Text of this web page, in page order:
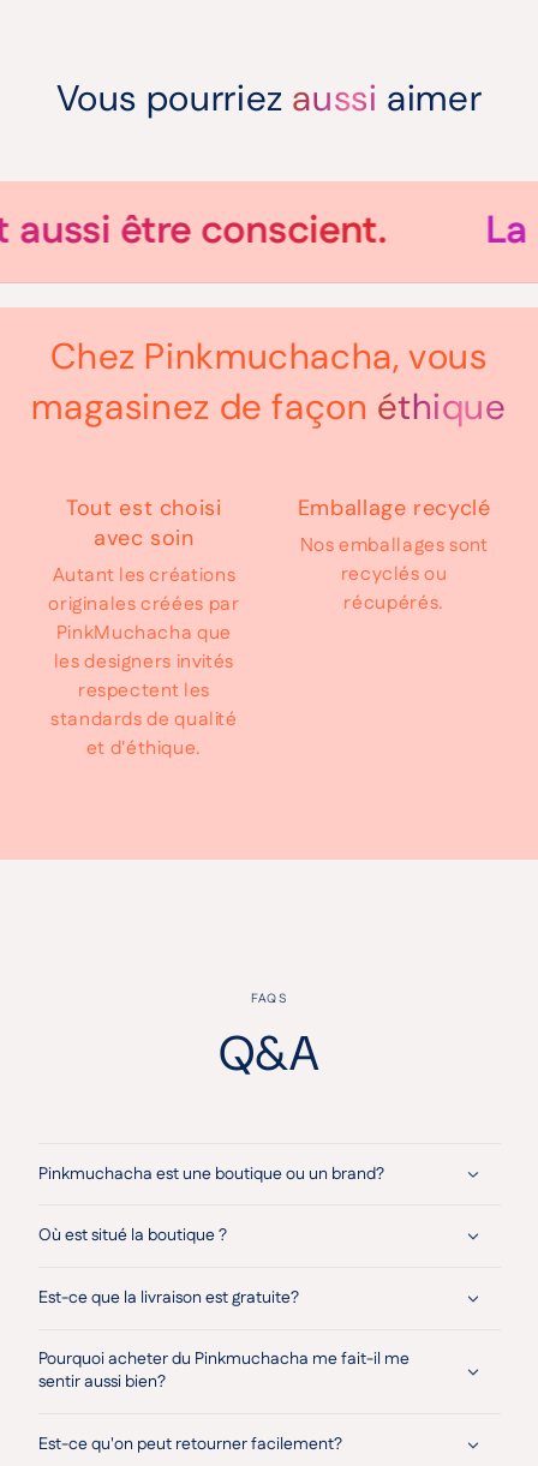
Vous pourriez aussi aimer
être conscient.
Chez Pinkmuchacha, vous
magasinez de façon éthique
Tout est choisi
avec soin
Autant les créations
originales créées par
PinkMuchacha que
les designers invités
respectent les
standards de qualité
et d'éthique.
Emballage recyclé
Nos emballages sont
recyclés ou
récupérés.
FAQS
Q&A
Pinkmuchacha est une boutique ou un brand?
Où est situé la boutique ?
Est-ce que la livraison est gratuite?
Pourquoi acheter du Pinkmuchacha me fait-il me
sentir aussi bien?
Est-ce qu'on peut retourner facilement?